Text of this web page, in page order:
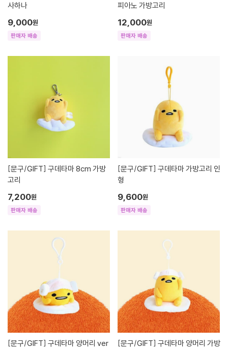
사하나
9,000원
판매자 배송
피아노 가방고리
12,000원
판매자 배송
[문구/GIFT]
고리
7,200원
판매자 배송
[문구/GIFT]
형
9,600원
판매자 배송
[문구/GIFT] [문구/GIFT]